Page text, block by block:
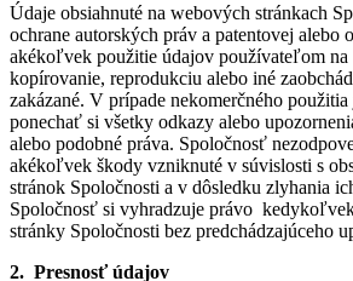
Údaje obsiahnuté na webových stránkach
ochrane autorských práv a patentovej alebo
akékoľvek použitie údajov používateľom na
kopírovanie, reprodukciu alebo iné
zakázané. V prípade nekomerčného
ponechať si všetky odkazy alebo
alebo podobné práva. Spoločnosť
akékoľvek škody vzniknuté v súvislosti s
stránok Spoločnosti a v dôsledku zlyhania
Spoločnosť si vyhradzuje právo
stránky Spoločnosti bez predchádzajúceho
2. Presnosť údajov